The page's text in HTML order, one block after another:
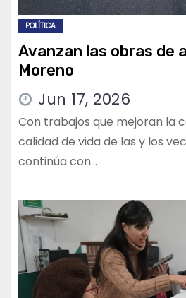
POLÍTICA
Avanzan las obras de
Moreno
Jun 17, 2026
Con trabajos que mejoran la
calidad de vida de las y los
continúa con…